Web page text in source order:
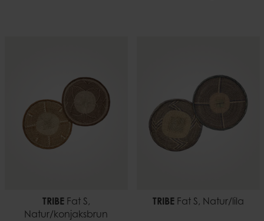
TRIBEFat S,
Natur/konjaksbrun
TRIBEFat S, Natur/lila